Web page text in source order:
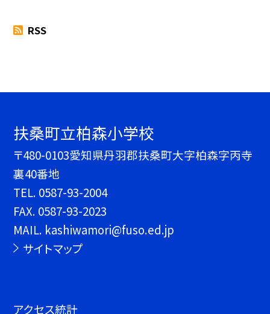
RSS
扶桑町立柏森小学校
〒480-0103愛知県丹羽郡扶桑町大字柏森字丙寺
裏40番地
TEL. 0587-93-2004
FAX. 0587-93-2023
MAIL. kashiwamori@fuso.ed.jp
サイトマップ
アクセス統計